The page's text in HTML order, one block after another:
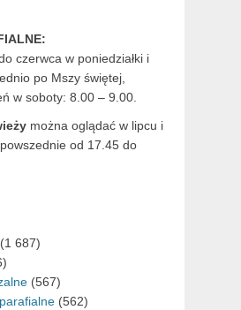
czerwca w poniedziałki i
po Mszy świętej,
w soboty: 8.00 – 9.00.
można oglądać w lipcu i
od 17.45 do
(1 687)
(567)
(562)